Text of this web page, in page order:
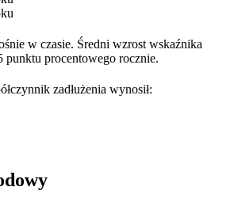
w czasie. Średni wzrost wskaźnika
punktu procentowego rocznie.
zadłużenia wynosił: